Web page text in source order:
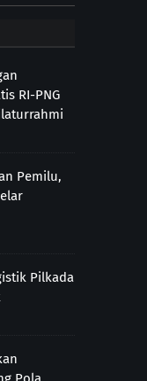
RI-PNG
Pemilu,
Pilkada